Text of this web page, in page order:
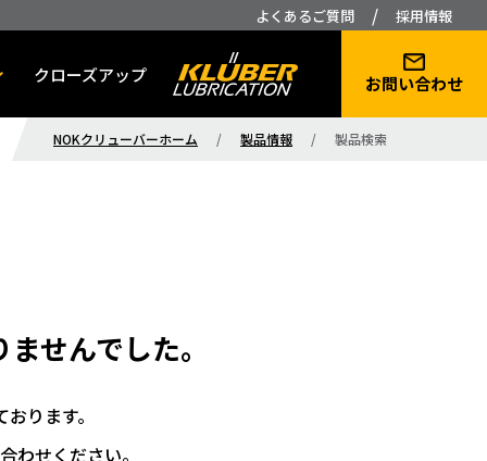
よくあるご質問 / 採用情報
クローズアップ お問い合わせ
NOKクリューバーホーム / 製品情報 / 製品検索
せんでした。
ります。
わせください。